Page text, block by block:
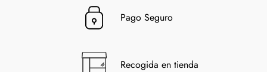
Pago Seguro
Recogida en tienda